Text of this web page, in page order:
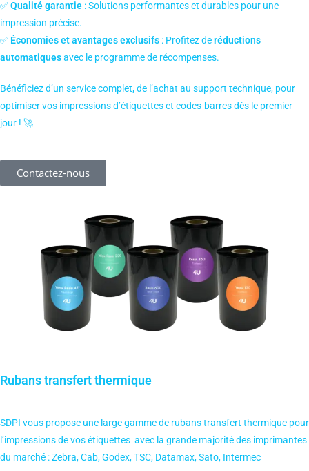
✅Qualité garantie : Solutions performantes et durables pour une
impression précise.
✅ Économies et avantages exclusifs : Profitez deréductions
automatiquesavec le programme de récompenses.
Bénéficiez d’un service complet, de l’achat au support technique, pour
optimiser vos impressions d’étiquettes et codes-barres dès le premier
jour ! 🚀
Contactez-nous
Rubans transfert thermique
SDPI vous propose une large gamme de rubans transfert thermique pour
l’impressions de vos étiquettes avec la grande majorité des imprimantes
du marché : Zebra, Cab, Godex, TSC, Datamax, Sato, Intermec